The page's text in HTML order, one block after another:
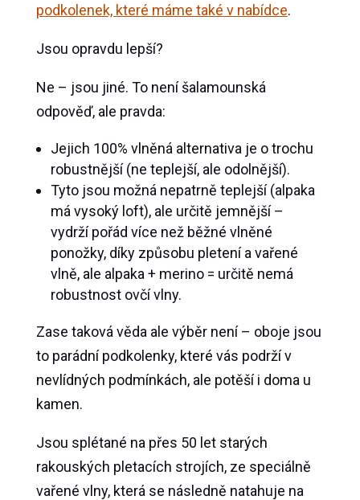
podkolenek, které máme také v nabídce.
Jsou opravdu lepší?
Ne – jsou jiné. To není šalamounská
odpověď, ale pravda:
Jejich 100% vlněná alternativa je o trochu
robustnější (ne teplejší, ale odolnější).
Tyto jsou možná nepatrně teplejší (alpaka
má vysoký loft), ale určitě jemnější –
vydrží pořád více než běžné vlněné
ponožky, díky způsobu pletení a vařené
vlně, ale alpaka + merino = určitě nemá
robustnost ovčí vlny.
Zase taková věda ale výběr není – oboje jsou
to parádní podkolenky, které vás podrží v
nevlídných podmínkách, ale potěší i doma u
kamen.
Jsou splétané na přes 50 let starých
rakouských pletacích strojích, ze speciálně
vařené vlny, která se následně natahuje na